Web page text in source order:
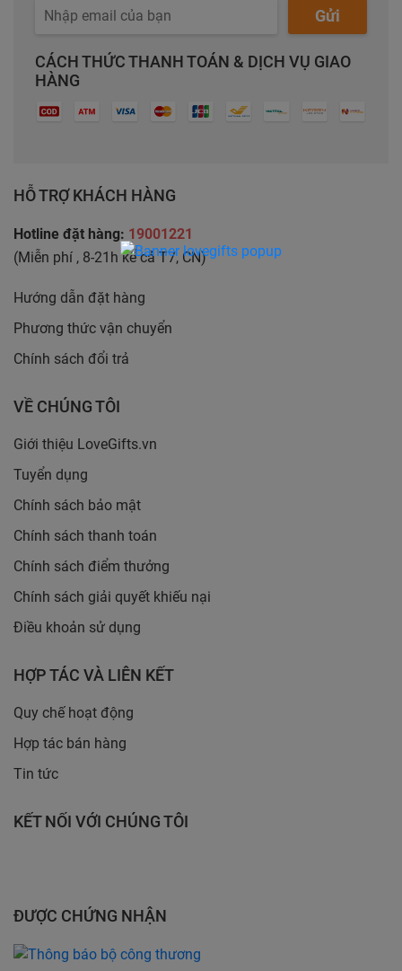
Gửi
CÁCH THỨC THANH TOÁN & DỊCH VỤ GIAO
HÀNG
HỖ TRỢ KHÁCH HÀNG
Hotline đặt hàng: 19001221
(Miễn phí , 8-21h kể cả T7, CN)
Hướng dẫn đặt hàng
Phương thức vận chuyển
Chính sách đổi trả
VỀ CHÚNG TÔI
Giới thiệu LoveGifts.vn
Tuyển dụng
Chính sách bảo mật
Chính sách thanh toán
Chính sách điểm thưởng
Chính sách giải quyết khiếu nại
Điều khoản sử dụng
HỢP TÁC VÀ LIÊN KẾT
Quy chế hoạt động
Hợp tác bán hàng
Tin tức
KẾT NỐI VỚI CHÚNG TÔI
ĐƯỢC CHỨNG NHẬN